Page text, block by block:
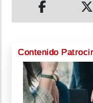
Contenido